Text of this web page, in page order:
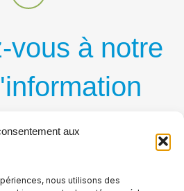
aux
nous utilisons des
vous à notre
courriel